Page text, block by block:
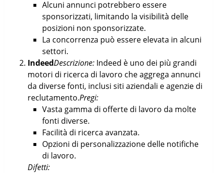
Alcuni annunci potrebbero essere
sponsorizzati, limitando la visibilità delle
posizioni non sponsorizzate.
La concorrenza può essere elevata in alcuni
settori.
IndeedDescrizione:Indeed è uno dei più grandi
motori di ricerca di lavoro che aggrega annunci
da diverse fonti, inclusi siti aziendali e agenzie di
reclutamento.Pregi:
Vasta gamma di offerte di lavoro da molte
fonti diverse.
Facilità di ricerca avanzata.
Opzioni di personalizzazione delle notifiche
di lavoro.
Difetti: